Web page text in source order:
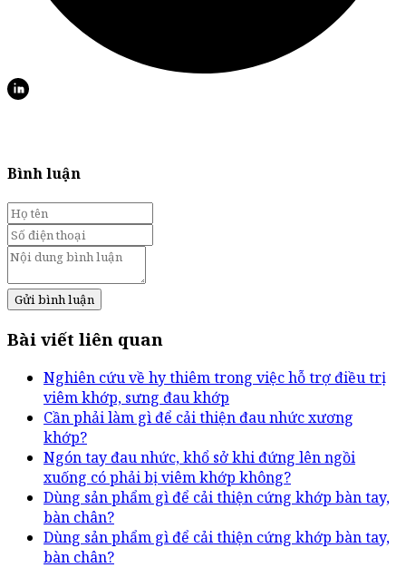
Bình luận
Gửi bình luận
Bài viết liên quan
Nghiên cứu về hy thiêm trong việc hỗ trợ điều trị
viêm khớp, sưng đau khớp
Cần phải làm gì để cải thiện đau nhức xương
khớp?
Ngón tay đau nhức, khổ sở khi đứng lên ngồi
xuống có phải bị viêm khớp không?
Dùng sản phẩm gì để cải thiện cứng khớp bàn tay,
bàn chân?
Dùng sản phẩm gì để cải thiện cứng khớp bàn tay,
bàn chân?